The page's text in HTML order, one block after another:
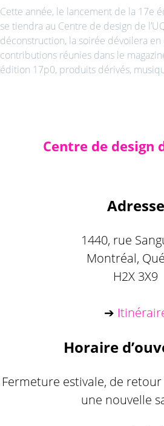
Cette année, le lancement de la 17e
se tiendra au Centre de design de
déconstruction, la soirée dévoilera en
contributions réunies dans le
édition 17p0, produits dérivés,
Centre de design
Adresse
1440, rue
Montréal,
H2X 3X9
➔
Horaire
Fermeture estivale, de
une nouvelle